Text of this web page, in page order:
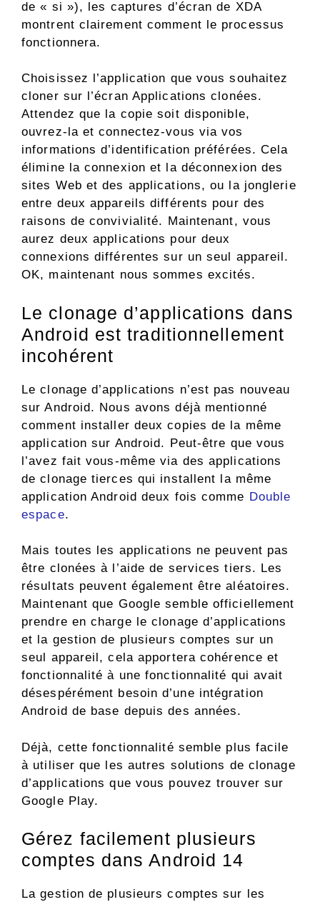
de « si »), les captures d’écran de XDA
montrent clairement comment le processus
fonctionnera.
Choisissez l’application que vous souhaitez
cloner sur l’écran Applications clonées.
Attendez que la copie soit disponible,
ouvrez-la et connectez-vous via vos
informations d’identification préférées. Cela
élimine la connexion et la déconnexion des
sites Web et des applications, ou la jonglerie
entre deux appareils différents pour des
raisons de convivialité. Maintenant, vous
aurez deux applications pour deux
connexions différentes sur un seul appareil.
OK, maintenant nous sommes excités.
Le clonage d’applications dans
Android est traditionnellement
incohérent
Le clonage d’applications n’est pas nouveau
sur Android. Nous avons déjà mentionné
comment installer deux copies de la même
application sur Android. Peut-être que vous
l’avez fait vous-même via des applications
de clonage tierces qui installent la même
application Android deux fois comme Double
espace.
Mais toutes les applications ne peuvent pas
être clonées à l’aide de services tiers. Les
résultats peuvent également être aléatoires.
Maintenant que Google semble officiellement
prendre en charge le clonage d’applications
et la gestion de plusieurs comptes sur un
seul appareil, cela apportera cohérence et
fonctionnalité à une fonctionnalité qui avait
désespérément besoin d’une intégration
Android de base depuis des années.
Déjà, cette fonctionnalité semble plus facile
à utiliser que les autres solutions de clonage
d’applications que vous pouvez trouver sur
Google Play.
Gérez facilement plusieurs
comptes dans Android 14
La gestion de plusieurs comptes sur les